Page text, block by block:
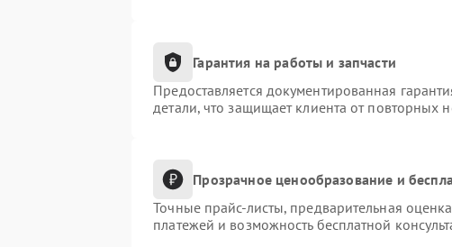
Гарантия на работы и запчасти
Предоставляется документированная
детали, что защищает клиента от повторных
Прозрачное ценообразование и
Точные прайс-листы, предварительная
платежей и возможность бесплатной